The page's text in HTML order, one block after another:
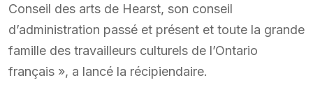
Conseil des arts de Hearst, son conseil
d’administration passé et présent et toute la grande
famille des travailleurs culturels de l’Ontario
français », a lancé la récipiendaire.